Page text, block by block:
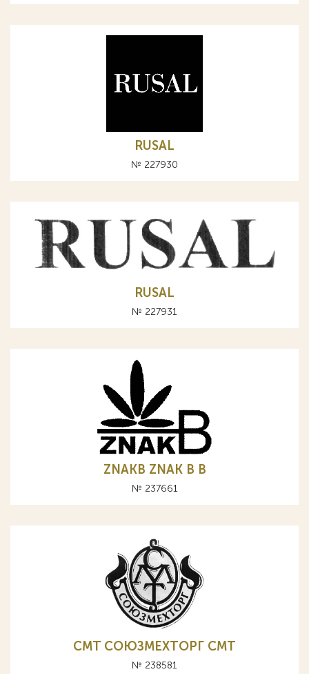
RUSAL
№ 227930
RUSAL
№ 227931
ZNAKB ZNAK B В
№ 237661
CMT СОЮЗМЕХТОРГ СМТ
№ 238581